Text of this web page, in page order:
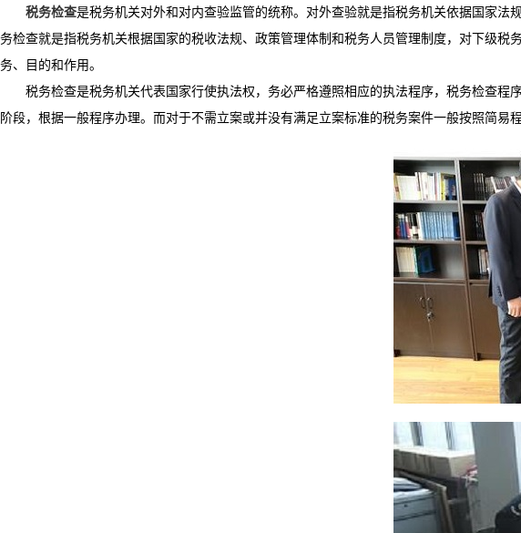
税务检查是税务机关对外和对内查验监管的统称。对外查验就是指税务机关依据国家法
务检查就是指税务机关根据国家的税收法规、政策管理体制和税务人员管理制度，对下级
务、目的和作用。
税务检查是税务机关代表国家行使执法权，务必严格遵照相应的执法程序，税务检查
阶段，根据一般程序办理。而对于不需立案或并没有满足立案标准的税务案件一般按照简易程